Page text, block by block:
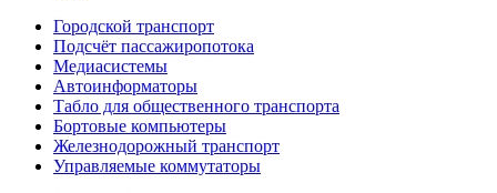
Городской транспорт
Подсчёт пассажиропотока
Медиасистемы
Автоинформаторы
Табло для общественного транспорта
Бортовые компьютеры
Железнодорожный транспорт
Управляемые коммутаторы